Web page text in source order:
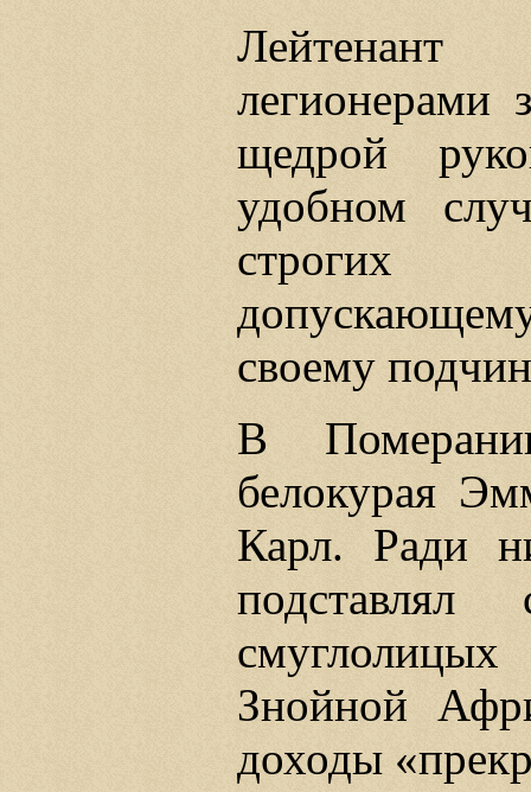
легионерами
щедрой
удобном
строгих
своему
В
белокурая
Карл. Ради
Знойной
доходы